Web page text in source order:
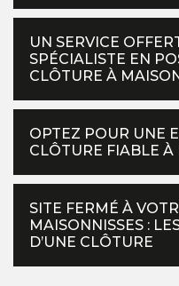
UN SERVICE
SPÉCIALISTE EN
CLÔTURE À
OPTEZ POUR UNE
CLÔTURE FIABLE À
SITE FERMÉ À
MAISONNISSES :
D’UNE CLÔTURE